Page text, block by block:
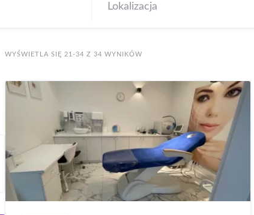
WYŚWIETLA SIĘ 21-34 Z 34 WYNIKÓW